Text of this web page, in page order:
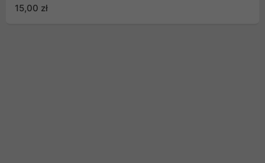
15,00 zł